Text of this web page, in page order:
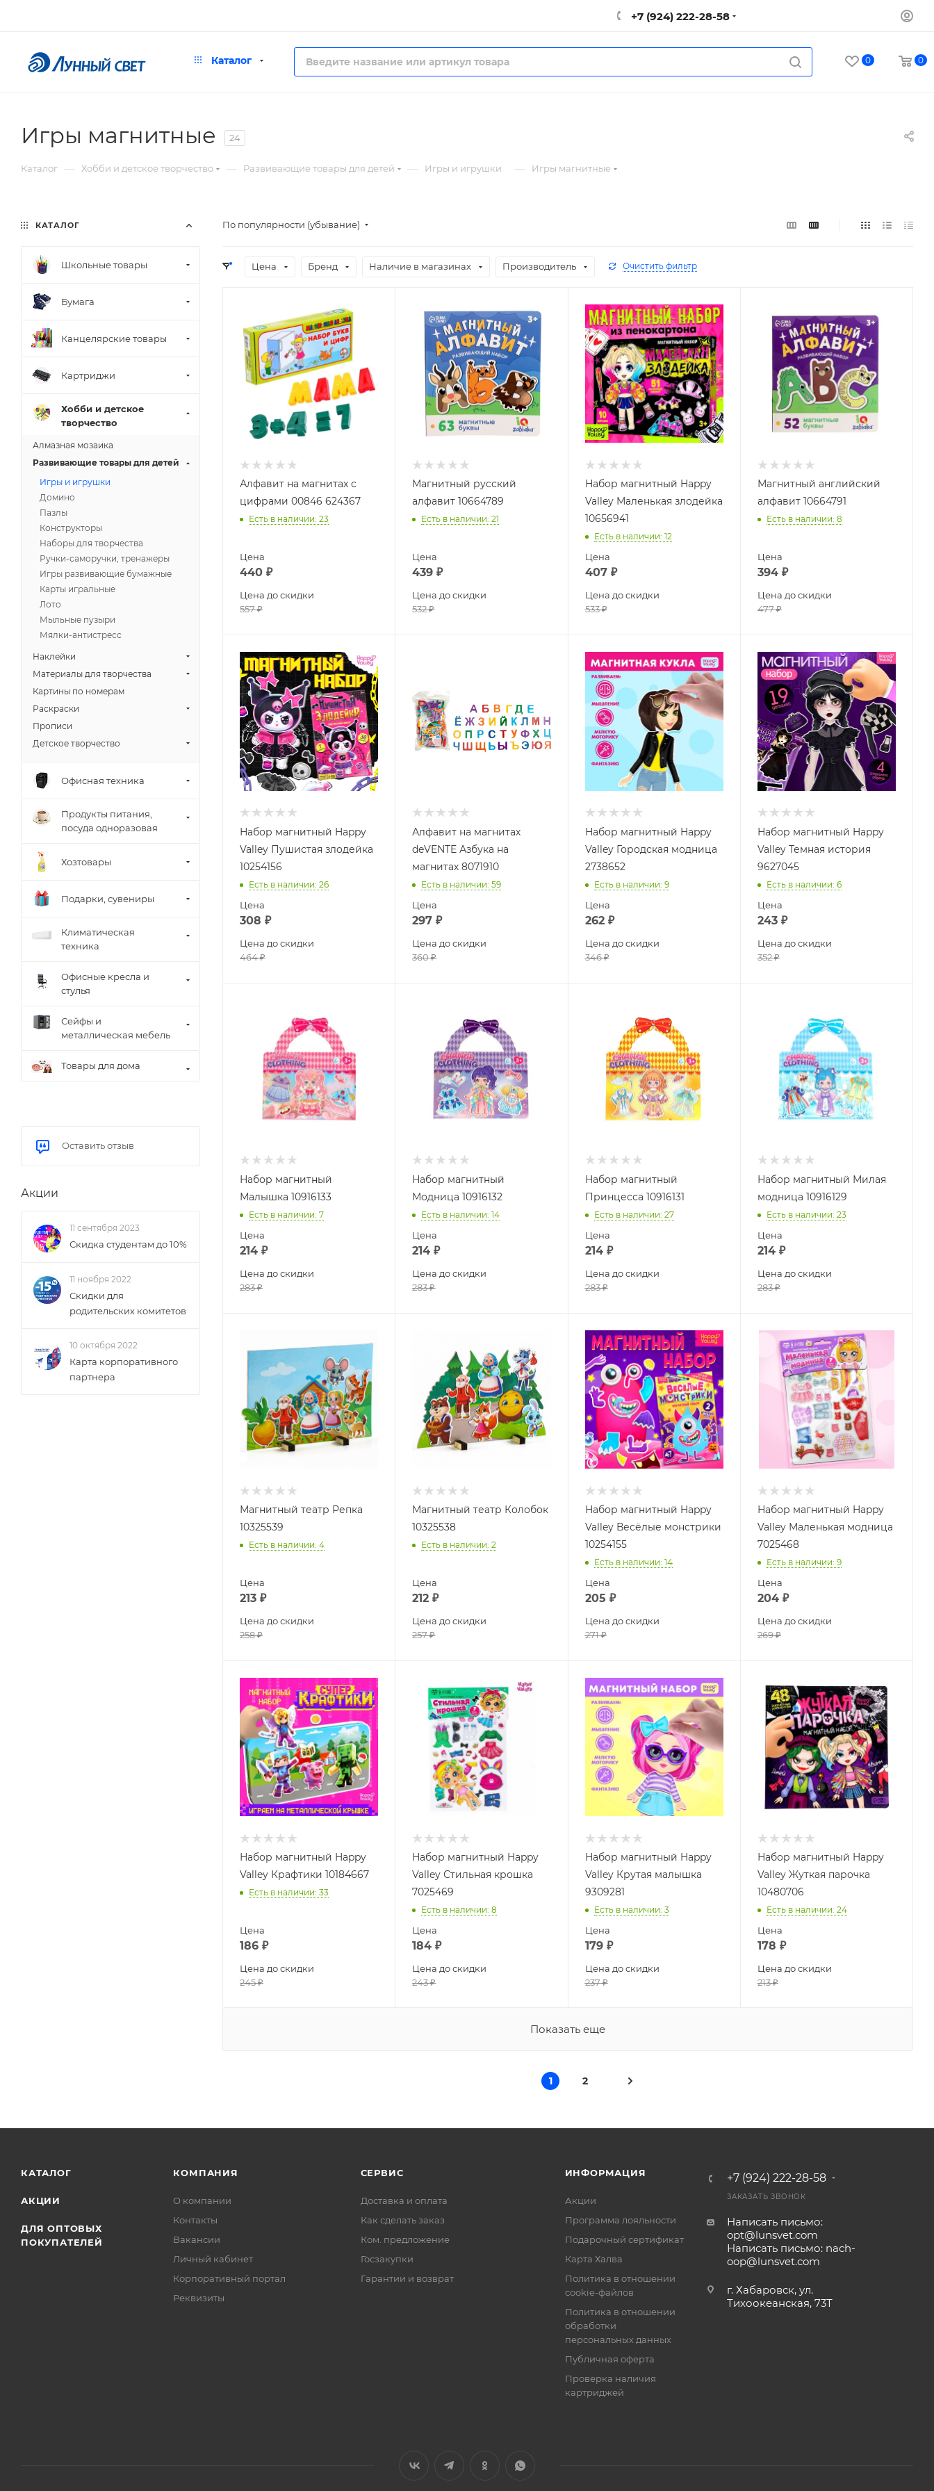
+7 (924) 222-28-58
Каталог 0 0
Игры магнитные 24
Каталог — Хобби и детское творчество — Развивающие товары для детей — Игры и игрушки — Игры магнитные
По популярности (убывание)
Цена Бренд Наличие в магазинах Производитель Очистить фильтр
Алфавит на магнитах с
цифрами 00846 624367
Есть в наличии: 23
Цена
440 ₽
Цена до скидки
557₽
Магнитный русский
алфавит 10664789
Есть в наличии: 21
Цена
439 ₽
Цена до скидки
532₽
Набор магнитный Happy
Valley Маленькая злодейка
10656941
Есть в наличии: 12
Цена
407₽
Цена до скидки
533₽
Магнитный английский
алфавит 10664791
Есть в наличии: 8
Цена
394₽
Цена до скидки
477₽
Набор магнитный Happy
Valley Пушистая злодейка
10254156
Есть в наличии: 26
Цена
308 ₽
Цена до скидки
464₽
Алфавит на магнитах
deVENTE Азбука на
магнитах 8071910
Есть в наличии: 59
Цена
297 ₽
Цена до скидки
360₽
Набор магнитный Happy
Valley Городская модница
2738652
Есть в наличии: 9
Цена
262₽
Цена до скидки
346₽
Набор магнитный Happy
Valley Темная история
9627045
Есть в наличии: 6
Цена
243₽
Цена до скидки
352₽
Набор магнитный
Малышка 10916133
Есть в наличии: 7
Цена
214 ₽
Цена до скидки
283₽
Набор магнитный
Модница 10916132
Есть в наличии: 14
Цена
214 ₽
Цена до скидки
283₽
Набор магнитный
Принцесса 10916131
Есть в наличии: 27
Цена
214₽
Цена до скидки
283₽
Набор магнитный Милая
модница 10916129
Есть в наличии: 23
Цена
214₽
Цена до скидки
283₽
Магнитный театр Репка
10325539
Есть в наличии: 4
Цена
213 ₽
Цена до скидки
258₽
Магнитный театр Колобок
10325538
Есть в наличии: 2
Цена
212 ₽
Цена до скидки
257₽
Набор магнитный Happy
Valley Весёлые монстрики
10254155
Есть в наличии: 14
Цена
205 ₽
Цена до скидки
271₽
Набор магнитный Happy
Valley Маленькая модница
7025468
Есть в наличии: 9
Цена
204₽
Цена до скидки
269₽
Набор магнитный Happy
Valley Крафтики 10184667
Есть в наличии: 33
Цена
186 ₽
Цена до скидки
245₽
Набор магнитный Happy
Valley Стильная крошка
7025469
Есть в наличии: 8
Цена
184 ₽
Цена до скидки
243₽
Набор магнитный Happy
Valley Крутая малышка
9309281
Есть в наличии: 3
Цена
179₽
Цена до скидки
237₽
Набор магнитный Happy
Valley Жуткая парочка
10480706
Есть в наличии: 24
Цена
178 ₽
Цена до скидки
213₽
Показать еще
1 2
КАТАЛОГ
Школьные товары
Бумага
Канцелярские товары
Картриджи
Хобби и детское
творчество
Алмазная мозаика
Развивающие товары для детей
Игры и игрушки
Домино
Пазлы
Конструкторы
Наборы для творчества
Ручки-саморучки, тренажеры
Игры развивающие бумажные
Карты игральные
Лото
Мыльные пузыри
Мялки-антистресс
Наклейки
Материалы для творчества
Картины по номерам
Раскраски
Прописи
Детское творчество
Офисная техника
Продукты питания,
посуда одноразовая
Хозтовары
Подарки, сувениры
Климатическая
техника
Офисные кресла и
стулья
Сейфы и
металлическая мебель
Товары для дома
Оставить отзыв
Акции
11 сентября 2023
Скидка студентам до 10%
11 ноября 2022
Скидки для
родительских комитетов
10 октября 2022
Карта корпоративного
партнера
КАТАЛОГ
АКЦИИ
ДЛЯ ОПТОВЫХ
ПОКУПАТЕЛЕЙ
КОМПАНИЯ
О компании
Контакты
Вакансии
Личный кабинет
Корпоративный портал
Реквизиты
СЕРВИС
Доставка и оплата
Как сделать заказ
Ком. предложение
Госзакупки
Гарантии и возврат
ИНФОРМАЦИЯ
Акции
Программа лояльности
Подарочный сертификат
Карта Халва
Политика в отношении
cookie-файлов
Политика в отношении
обработки
персональных данных
Публичная оферта
Проверка наличия
картриджей
+7 (924) 222-28-58
ЗАКАЗАТЬ ЗВОНОК
Написать письмо:
opt@lunsvet.com
Написать письмо: nach-
oop@lunsvet.com
г. Хабаровск, ул.
Тихоокеанская, 73Т